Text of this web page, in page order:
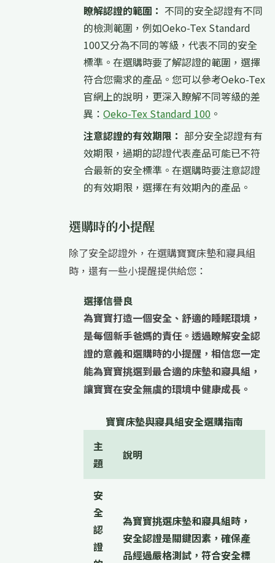
瞭解認證的範圍： 不同的安全認證有不同
的檢測範圍，例如Oeko-Tex Standard
100又分為不同的等級，代表不同的安全
標準。在選購時要了解認證的範圍，選擇
符合您需求的產品。您可以參考Oeko-Tex
官網上的說明，更深入瞭解不同等級的差
異： Oeko-Tex Standard 100 。
注意認證的有效期限： 部分安全認證有有
效期限，過期的認證代表產品可能已不符
合最新的安全標準。在選購時要注意認證
的有效期限，選擇在有效期內的產品。
選購時的小提醒
除了安全認證外，在選購寶寶床墊和寢具組
時，還有一些小提醒提供給您：
選擇信譽良
為寶寶打造一個安全、舒適的睡眠環境，
是每個新手爸媽的責任。透過瞭解安全認
證的意義和選購時的小提醒，相信您一定
能為寶寶挑選到最合適的床墊和寢具組，
讓寶寶在安全無虞的環境中健康成長。
寶寶床墊與寢具組安全選購指南
主
題
說明
安
全
認
證
為寶寶挑選床墊和寢具組時，
安全認證是關鍵因素，確保產
品經過嚴格測試，符合安全標